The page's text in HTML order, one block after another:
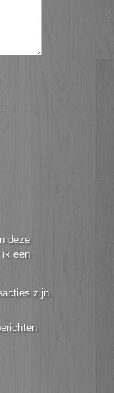
deze
ik een
zijn.